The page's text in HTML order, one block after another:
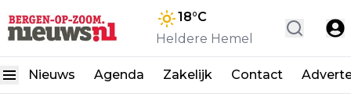
18°C
Heldere Hemel
Nieuws Agenda Zakelijk Contact